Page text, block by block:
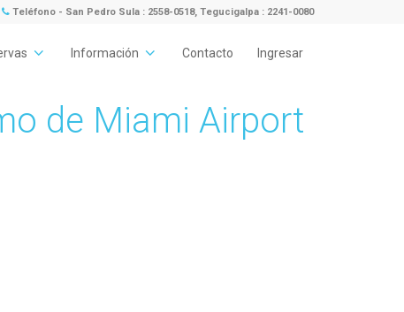
Teléfono - San Pedro Sula : 2558-0518, Tegucigalpa : 2241-0080
Información Contacto Ingresar
de Miami Airport